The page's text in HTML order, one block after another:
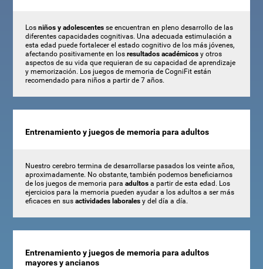
Los niños y adolescentesse encuentran en pleno desarrollo de las
diferentes capacidades cognitivas. Una adecuada estimulación a
esta edad puede fortalecer el estado cognitivo de los más jóvenes,
afectando positivamente en los resultados académicosy otros
aspectos de su vida que requieran de su capacidad de aprendizaje
y memorización. Los juegos de memoria de CogniFit están
recomendado para niños a partir de 7 años.
Entrenamiento y juegos de memoria para adultos
Nuestro cerebro termina de desarrollarse pasados los veinte años,
aproximadamente. No obstante, también podemos beneficiarnos
de los juegos de memoria para adultosa partir de esta edad. Los
ejercicios para la memoria pueden ayudar a los adultos a ser más
eficaces en sus actividades laboralesy del día a día.
Entrenamiento y juegos de memoria para adultos
mayores y ancianos